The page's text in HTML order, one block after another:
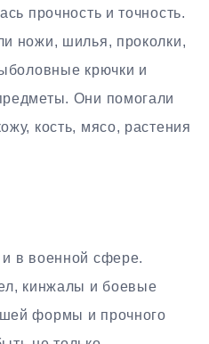
прочность и точность.
ножи, шилья, проколки,
крючки и
Они помогали
кость, мясо, растения
в военной сфере.
кинжалы и боевые
формы и прочного